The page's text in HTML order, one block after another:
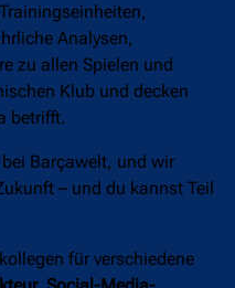
Analysen,
zu allen Spielen und
Klub und decken
betrifft.
Barçawelt, und wir
– und du kannst Teil
für verschiedene